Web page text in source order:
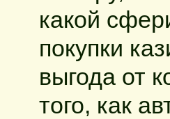
какой
покупки
выгода от
того, как